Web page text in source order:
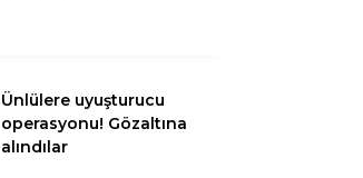
Ünlülere uyuşturucu
operasyonu! Gözaltına
alındılar